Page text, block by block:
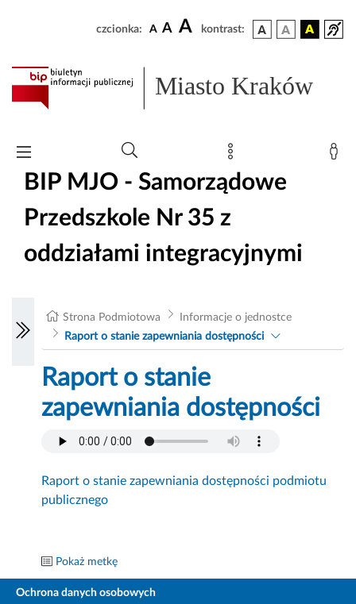
czcionka: A A A kontrast:
Miasto Kraków
BIP MJO - Samorządowe
Przedszkole Nr 35 z
oddziałami integracyjnymi
Strona Podmiotowa
Informacje o jednostce
Raport o stanie zapewniania dostępności
Raport o stanie
zapewniania dostępności
Raport o stanie zapewniania dostępności podmiotu
publicznego
Pokaż metkę
Ochrona danych osobowych